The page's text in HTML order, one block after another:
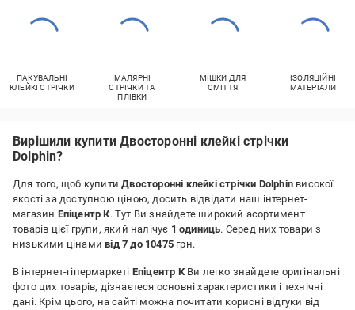
ПАКУВАЛЬНІ
КЛЕЙКІ СТРІЧКИ
МАЛЯРНІ
СТРІЧКИ ТА
ПЛІВКИ
МІШКИ ДЛЯ
СМІТТЯ
ІЗОЛЯЦІЙНІ
МАТЕРІАЛИ
Вирішили купити Двосторонні клейкі стрічки
Dolphin?
Для того, щоб купитиДвосторонні клейкі стрічки Dolphin високої
якості за доступною ціною, досить відвідати наш інтернет-
магазин Епіцентр К. Тут Ви знайдете широкий асортимент
товарів цієї групи, який налічує 1 одиниць. Серед них товари з
низькими цінамивід 7 до 10475 грн.
В інтернет-гіпермаркеті Епіцентр КВи легко знайдете оригінальні
фото цих товарів, дізнаєтеся основні характеристики і технічні
дані. Крім цього, на сайті можна почитати корисні відгуки від